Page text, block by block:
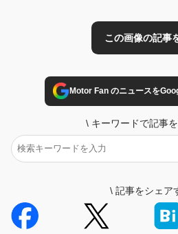
Motor Fan のニュースを
\ キーワードで記事
\ 記事をシェア